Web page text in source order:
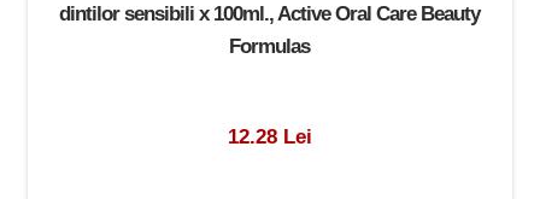
dintilor sensibili x 100ml., Active Oral Care Beauty
Formulas
12.28 Lei